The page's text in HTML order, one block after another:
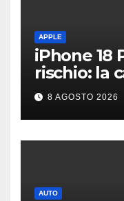
APPLE
iPhone 18
rischio: la
potrebbe
consegne
8 AGOSTO 2026
AUTO